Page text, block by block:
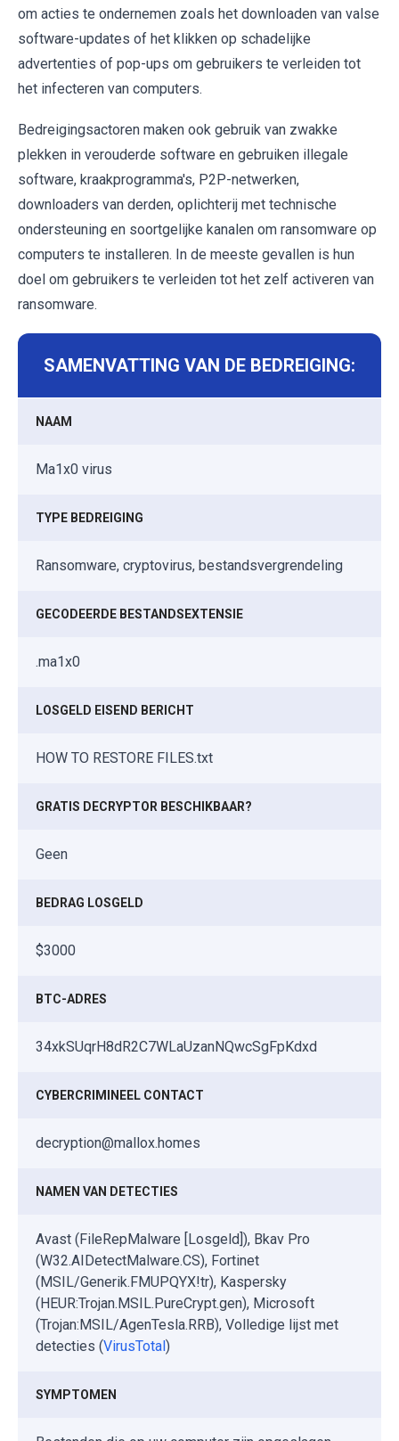
om acties te ondernemen zoals het downloaden van valse
software-updates of het klikken op schadelijke
advertenties of pop-ups om gebruikers te verleiden tot
het infecteren van computers.
Bedreigingsactoren maken ook gebruik van zwakke
plekken in verouderde software en gebruiken illegale
software, kraakprogramma's, P2P-netwerken,
downloaders van derden, oplichterij met technische
ondersteuning en soortgelijke kanalen om ransomware op
computers te installeren. In de meeste gevallen is hun
doel om gebruikers te verleiden tot het zelf activeren van
ransomware.
SAMENVATTING VAN DE BEDREIGING:
NAAM
Ma1x0 virus
TYPE BEDREIGING
Ransomware, cryptovirus, bestandsvergrendeling
GECODEERDE BESTANDSEXTENSIE
.ma1x0
LOSGELD EISEND BERICHT
HOW TO RESTORE FILES.txt
GRATIS DECRYPTOR BESCHIKBAAR?
Geen
BEDRAG LOSGELD
$3000
BTC-ADRES
34xkSUqrH8dR2C7WLaUzanNQwcSgFpKdxd
CYBERCRIMINEEL CONTACT
decryption@mallox.homes
NAMEN VAN DETECTIES
Avast (FileRepMalware [Losgeld]), Bkav Pro
(W32.AIDetectMalware.CS), Fortinet
(MSIL/Generik.FMUPQYX!tr), Kaspersky
(HEUR:Trojan.MSIL.PureCrypt.gen), Microsoft
(Trojan:MSIL/AgenTesla.RRB), Volledige lijst met
detecties (VirusTotal)
SYMPTOMEN